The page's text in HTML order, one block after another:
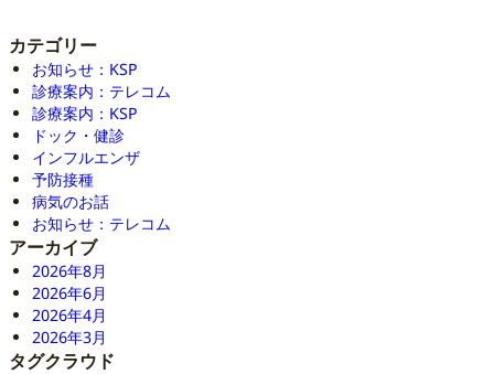
カテゴリー
お知らせ：KSP
診療案内：テレコム
診療案内：KSP
ドック・健診
インフルエンザ
予防接種
病気のお話
お知らせ：テレコム
アーカイブ
2026年8月
2026年6月
2026年4月
2026年3月
タグクラウド